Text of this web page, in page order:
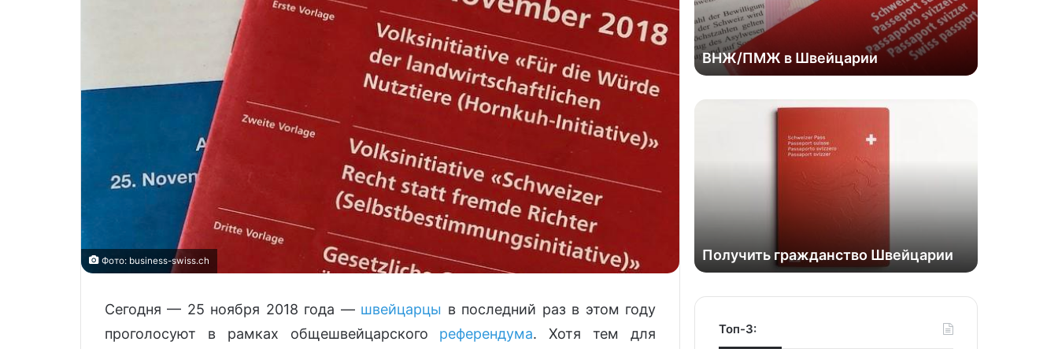
Фото: business-swiss.ch
Сегодня — 25 ноября 2018 года — швейцарцы в последний раз в этом году
проголосуют в рамках общешвейцарского референдума. Хотя тем для
ВНЖ/ПМЖ в Швейцарии
Получить гражданство Швейцарии
Топ-3: